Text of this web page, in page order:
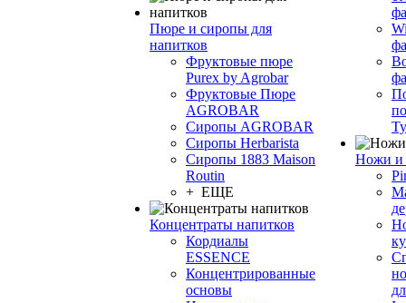
Пюре и сиропы для
напитков
Фруктовые пюре
Purex by Agrobar
Фруктовые Пюре
AGROBAR
Сиропы AGROBAR
Сиропы Herbarista
Сиропы 1883 Maison
Routin
+ ЕЩЕ
Концентраты напитков
Кордиалы
ESSENCE
Концентрированные
основы
Ножи и